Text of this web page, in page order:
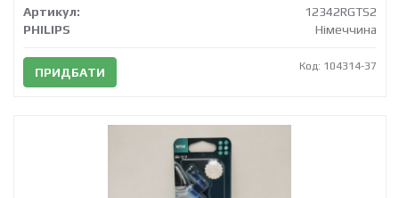
Артикул:
12342RGTS2
PHILIPS
Німеччина
ПРИДБАТИ Код: 104314-37